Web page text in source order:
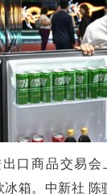
口商品交易会
冰箱。中新社 陈